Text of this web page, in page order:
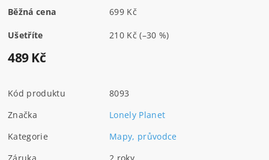
Běžná cena 699 Kč
Ušetříte 210 Kč(–30 %)
489 Kč
Kód produktu
8093
Značka
Lonely Planet
Kategorie
Mapy, průvodce
Záruka
2 roky